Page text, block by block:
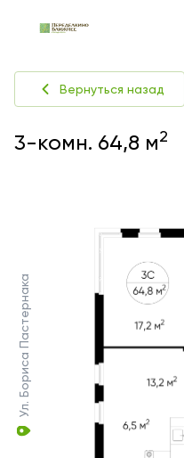
Вернуться назад
3-комн. 64,8 м2
Ул. Бориса Пастернака